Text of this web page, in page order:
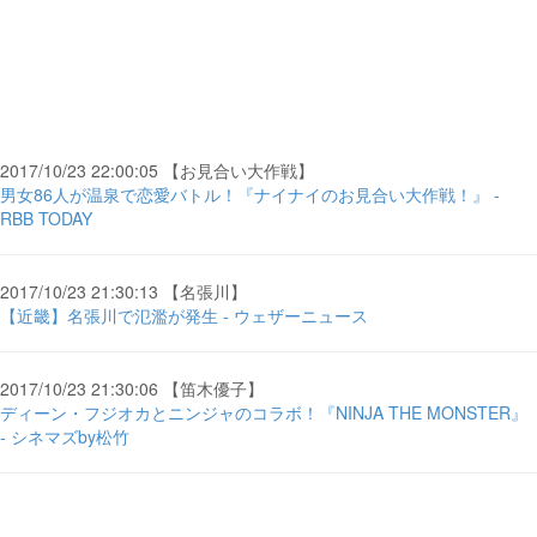
2017/10/23 22:00:05 【お見合い大作戦】
男女86人が温泉で恋愛バトル！『ナイナイのお見合い大作戦！』 -
RBB TODAY
2017/10/23 21:30:13 【名張川】
【近畿】名張川で氾濫が発生 - ウェザーニュース
2017/10/23 21:30:06 【笛木優子】
ディーン・フジオカとニンジャのコラボ！『NINJA THE MONSTER』
- シネマズby松竹